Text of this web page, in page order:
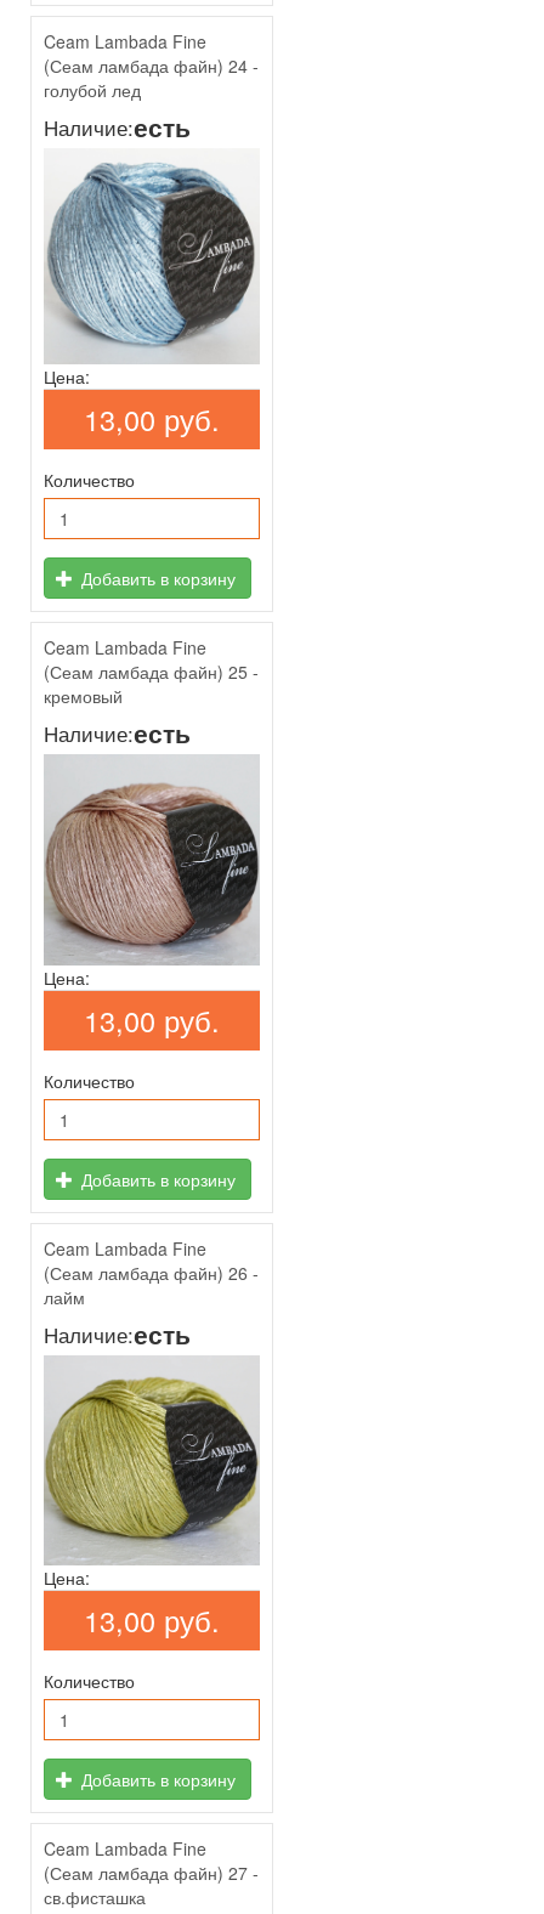
Ceam Lambada Fine
(Сеам ламбада файн) 24 -
голубой лед
Наличие:есть
Цена:
13,00 руб.
Количество
Добавить в корзину
Ceam Lambada Fine
(Сеам ламбада файн) 25 -
кремовый
Наличие:есть
Цена:
13,00 руб.
Количество
Добавить в корзину
Ceam Lambada Fine
(Сеам ламбада файн) 26 -
лайм
Наличие:есть
Цена:
13,00 руб.
Количество
Добавить в корзину
Ceam Lambada Fine
(Сеам ламбада файн) 27 -
св.фисташка